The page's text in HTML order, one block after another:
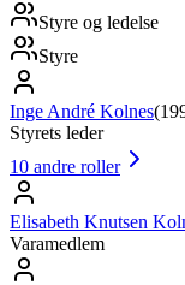
Styre og ledelse
Styre
Inge André Kolnes(
Styrets leder
10 andre roller
Elisabeth Knutsen
Varamedlem